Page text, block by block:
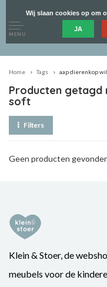
MENU
Home Tags aap dierenkop
Producten getagd
soft
Filters
Geen producten
Klein & Stoer, de
meubels voor de
Wij slaan cookies op om
JA